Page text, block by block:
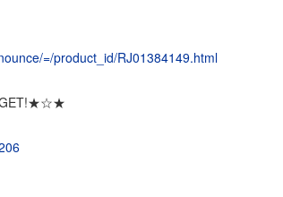
=/product_id/RJ01384149.html
GET!★☆★